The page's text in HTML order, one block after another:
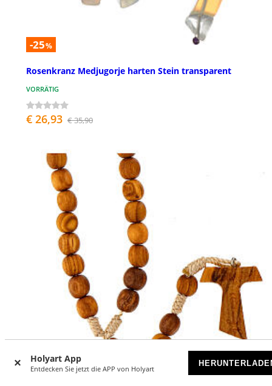
Holyart App
Entdecken Sie jetzt die APP von Holyart
-25%
Rosenkranz Medjugorje harten Stein transparent
VORRÄTIG
€ 26,93 € 35,90